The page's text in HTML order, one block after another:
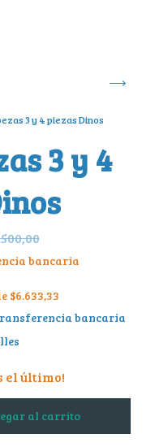
3 y 4 piezas Dinos
3 y 4
bancaria
$6.633,33
bancaria
el último!